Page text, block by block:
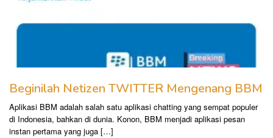
Beginilah Netizen TWITTER Mengenang BBM
Aplikasi BBM adalah salah satu aplikasi chatting yang sempat populer
di Indonesia, bahkan di dunia. Konon, BBM menjadi aplikasi pesan
instan pertama yang juga […]